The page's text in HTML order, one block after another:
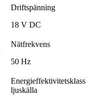
Driftspänning
18 V DC
Nätfrekvens
50 Hz
Energieffektivitetsklass
ljuskälla